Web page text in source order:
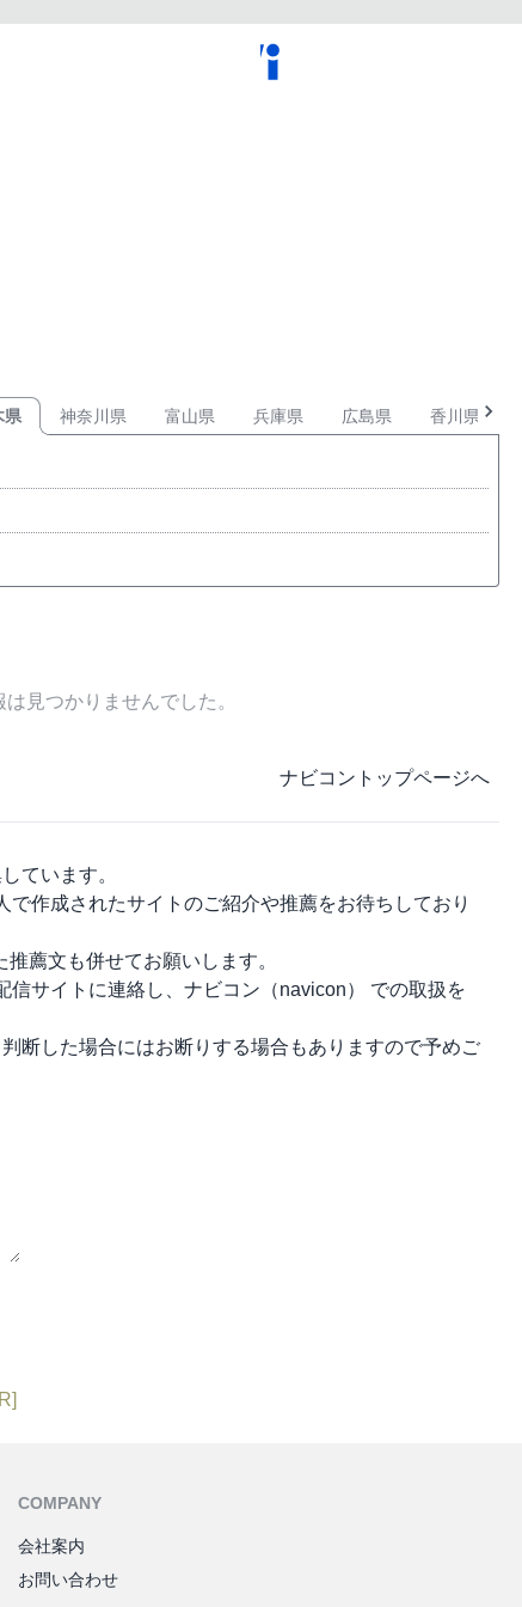
県 神奈川県 富山県 兵庫県 広島県 香川県
見つかりませんでした。
ナビコントップページへ
ています。
作成されたサイトのご紹介や推薦をお待ちしており
推薦文も併せてお願いします。
サイトに連絡し、 ナビコン（navicon）
での取扱を
断した場合にはお断りする場合もありますので予めご
COMPANY
会社案内
お問い合わせ